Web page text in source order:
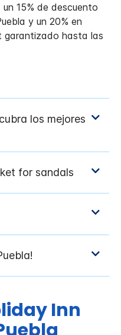
15% de descuento
y un 20% en
garantizado hasta las
Inn